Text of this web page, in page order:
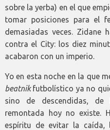
sobre la yerba) en el que
tomar posiciones para el
demasiadas veces.
contra el City: los diez
acabaron con un imperio.
Yo en esta noche en la que
beatnikfutbolístico ya no
sino de descendidas,
remontada hoy no existe.
espíritu de evitar la caída,